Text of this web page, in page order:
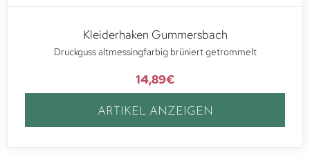
Kleiderhaken Gummersbach
Druckguss altmessingfarbig brüniert getrommelt
14,89€
ARTIKEL ANZEIGEN